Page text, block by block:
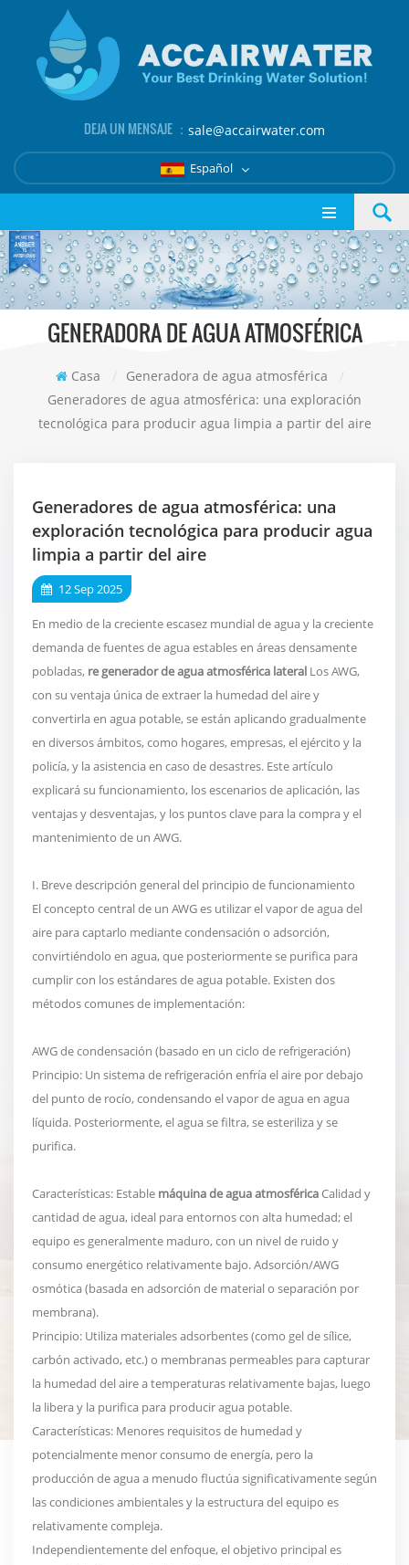
DEJA UN MENSAJE ： sale@accairwater.com
Español
GENERADORA DE AGUA ATMOSFÉRICA
Casa / Generadora de agua atmosférica
/
Generadores de agua atmosférica: una exploración
tecnológica para producir agua limpia a partir del aire
Generadores de agua atmosférica: una
exploración tecnológica para producir agua
limpia a partir del aire
12 Sep 2025
En medio de la creciente escasez mundial de agua y la creciente
demanda de fuentes de agua estables en áreas densamente
pobladas, re generador de agua atmosférica lateral Los AWG,
con su ventaja única de extraer la humedad del aire y
convertirla en agua potable, se están aplicando gradualmente
en diversos ámbitos, como hogares, empresas, el ejército y la
policía, y la asistencia en caso de desastres. Este artículo
explicará su funcionamiento, los escenarios de aplicación, las
ventajas y desventajas, y los puntos clave para la compra y el
mantenimiento de un AWG.
I. Breve descripción general del principio de funcionamiento
El concepto central de un AWG es utilizar el vapor de agua del
aire para captarlo mediante condensación o adsorción,
convirtiéndolo en agua, que posteriormente se purifica para
cumplir con los estándares de agua potable. Existen dos
métodos comunes de implementación:
AWG de condensación (basado en un ciclo de refrigeración)
Principio: Un sistema de refrigeración enfría el aire por debajo
del punto de rocío, condensando el vapor de agua en agua
líquida. Posteriormente, el agua se filtra, se esteriliza y se
purifica.
Características: Estable máquina de agua atmosféricaCalidad y
cantidad de agua, ideal para entornos con alta humedad; el
equipo es generalmente maduro, con un nivel de ruido y
consumo energético relativamente bajo. Adsorción/AWG
osmótica (basada en adsorción de material o separación por
membrana).
Principio: Utiliza materiales adsorbentes (como gel de sílice,
carbón activado, etc.) o membranas permeables para capturar
la humedad del aire a temperaturas relativamente bajas, luego
la libera y la purifica para producir agua potable.
Características: Menores requisitos de humedad y
potencialmente menor consumo de energía, pero la
producción de agua a menudo fluctúa significativamente según
las condiciones ambientales y la estructura del equipo es
relativamente compleja.
Independientemente del enfoque, el objetivo principal es